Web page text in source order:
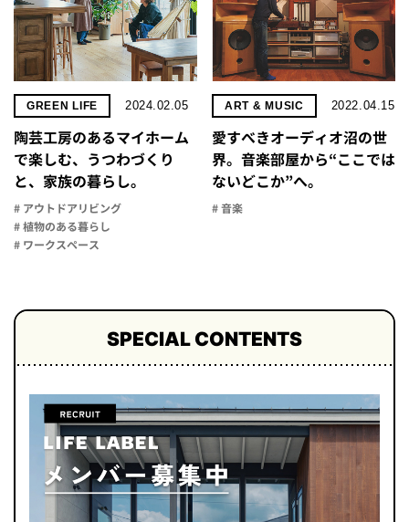
GREEN LIFE 2024.02.05
陶芸工房のあるマイホーム
で楽しむ、うつわづくり
と、家族の暮らし。
# アウトドアリビング
# 植物のある暮らし
# ワークスペース
ART & MUSIC 2022.04.15
愛すべきオーディオ沼の世
界。音楽部屋から“ここでは
ないどこか”へ。
# 音楽
SPECIAL CONTENTS